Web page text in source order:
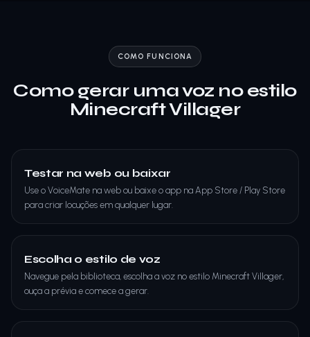
COMO FUNCIONA
Como gerar uma voz no estilo
Minecraft Villager
Testar na web ou baixar
Use o VoiceMate na web ou baixe o app na App Store / Play Store
para criar locuções em qualquer lugar.
Escolha o estilo de voz
Navegue pela biblioteca, escolha a voz no estilo Minecraft Villager,
ouça a prévia e comece a gerar.